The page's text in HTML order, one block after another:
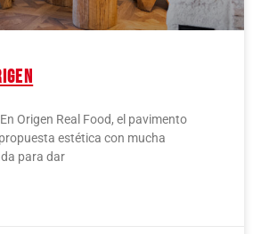
Origen Real Food, el pavimento
estética con mucha
para dar